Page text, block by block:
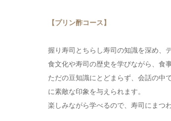
【プリン酢コース】
握り寿司とちらし寿司の知識を深め、
食文化や寿司の歴史を学びながら、食
ただの豆知識にとどまらず、会話の中
に素敵な印象を与えられます。
楽しみながら学べるので、寿司にまつ